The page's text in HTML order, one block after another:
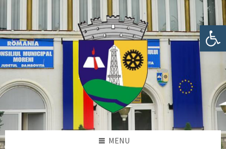
Deschide bara de unelte
sidebar
sidebar
MENU